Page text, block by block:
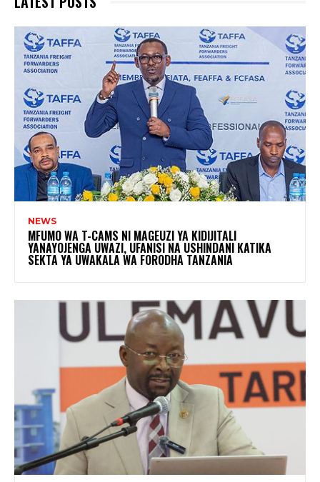
NEWS
MFUMO WA T-CAMS NI MAGEUZI YA KIDIJITALI
YANAYOJENGA UWAZI, UFANISI NA USHINDANI KATIKA
SEKTA YA UWAKALA WA FORODHA TANZANIA